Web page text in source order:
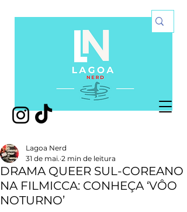
DRAMA QUEER SUL-COREANO
NA FILMICCA: CONHEÇA ‘VÔO
NOTURNO’
Lagoa Nerd
31 de mai. 2 min de leitura